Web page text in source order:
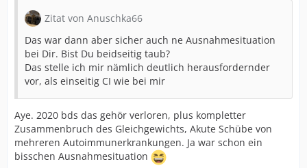
Zitat von Anuschka66
Das war dann aber sicher auch ne Ausnahmesituation
bei Dir. Bist Du beidseitig taub?
Das stelle ich mir nämlich deutlich herausfordernder
vor, als einseitig CI wie bei mir
Aye. 2020 bds das gehör verloren, plus kompletter
Zusammenbruch des Gleichgewichts, Akute Schübe von
mehreren Autoimmunerkrankungen. Ja war schon ein
bisschen Ausnahmesituation